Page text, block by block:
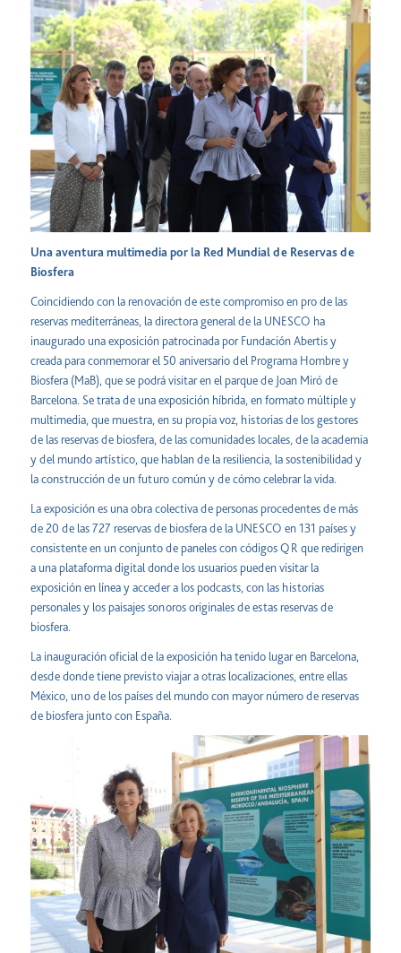
Una aventura multimedia por la Red Mundial de Reservas de
Biosfera
Coincidiendo con la renovación de este compromiso en pro de las
reservas mediterráneas, la directora general de la UNESCO ha
inaugurado una exposición patrocinada por Fundación Abertis y
creada para conmemorar el 50 aniversario del Programa Hombre y
Biosfera (MaB), que se podrá visitar en el parque de Joan Miró de
Barcelona. Se trata de una exposición híbrida, en formato múltiple y
multimedia, que muestra, en su propia voz, historias de los gestores
de las reservas de biosfera, de las comunidades locales, de la academia
y del mundo artístico, que hablan de la resiliencia, la sostenibilidad y
la construcción de un futuro común y de cómo celebrar la vida.
La exposición es una obra colectiva de personas procedentes de más
de 20 de las 727 reservas de biosfera de la UNESCO en 131 países y
consistente en un conjunto de paneles con códigos QR que redirigen
a una plataforma digital donde los usuarios pueden visitar la
exposición en línea y acceder a los podcasts, con las historias
personales y los paisajes sonoros originales de estas reservas de
biosfera.
La inauguración oficial de la exposición ha tenido lugar en Barcelona,
desde donde tiene previsto viajar a otras localizaciones, entre ellas
México, uno de los países del mundo con mayor número de reservas
de biosfera junto con España.